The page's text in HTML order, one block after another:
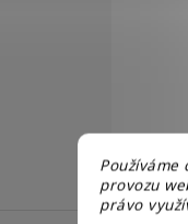
Používáme
provozu
právo